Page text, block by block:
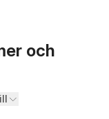
och